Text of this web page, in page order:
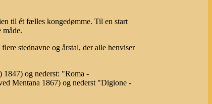
til ét fælles kongedømme. Til en start
måde.
stednavne og årstal, der alle henviser
og nederst: "Roma -
Mentana 1867) og nederst "Digione -